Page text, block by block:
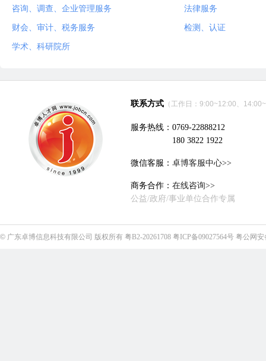
咨询、调查、企业管理服务 法律服务
财会、审计、税务服务 检测、认证
学术、科研院所
联系方式 （工作日：9:00~12:00、
服务热线：0769-22888212
180 3822 1922
微信客服： 卓博客服中心>>
商务合作： 在线咨询>>
公益/政府/事业单位合作专属
© 广东卓博信息科技有限公司 版权所有 粤B2-20261708 粤ICP备09027564号 粤公网安